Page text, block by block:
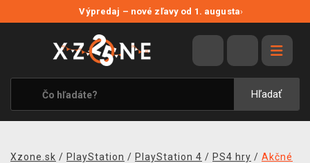
Výpredaj – nové zľavy od 1. augusta›
Hľadať
VÝPREDAJ
VIDEOHRY
XZONE ORIGINALS
TEMATIKY
Xzone.sk / PlayStation / PlayStation 4 / PS4 hry / Akčné